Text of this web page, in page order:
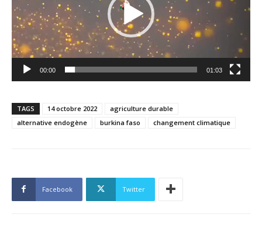
00:00 01:03
TAGS 14 octobre 2022
agriculture durable
alternative endogène
burkina faso changement climatique
Facebook Twitter